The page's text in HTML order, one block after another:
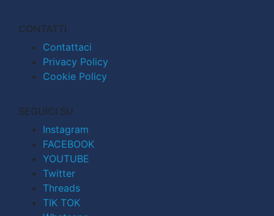
CONTATTI
Contattaci
Privacy Policy
Cookie Policy
SEGUICI SU
Instagram
FACEBOOK
YOUTUBE
Twitter
Threads
TIK TOK